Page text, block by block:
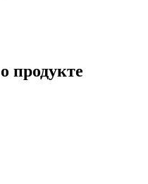
продукте